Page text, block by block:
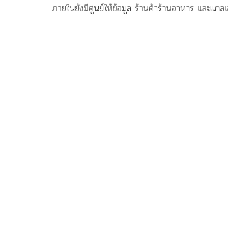
ภายในยังมีศูนย์ให้ข้อมูล ร้านค้าร้านอาหาร และแก